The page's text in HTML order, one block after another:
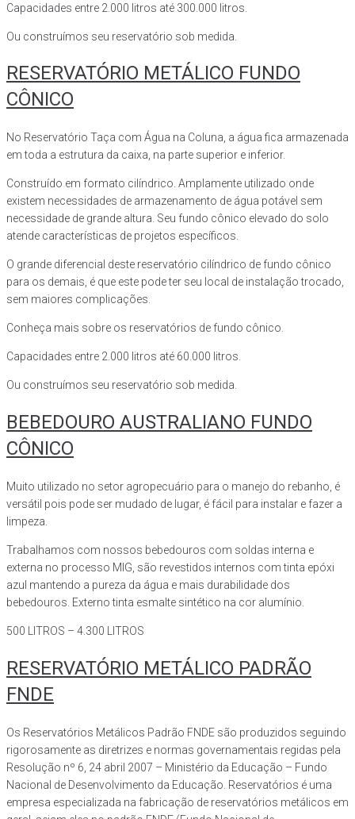
Capacidades entre 2.000 litros até 300.000 litros.
Ou construímos seu reservatório sob medida.
RESERVATÓRIO METÁLICO FUNDO
CÔNICO
No Reservatório Taça com Água na Coluna, a água fica armazenada
em toda a estrutura da caixa, na parte superior e inferior.
Construído em formato cilíndrico. Amplamente utilizado onde
existem necessidades de armazenamento de água potável sem
necessidade de grande altura. Seu fundo cônico elevado do solo
atende características de projetos específicos.
O grande diferencial deste reservatório cilíndrico de fundo cônico
para os demais, é que este pode ter seu local de instalação trocado,
sem maiores complicações.
Conheça mais sobre os reservatórios de fundo cônico.
Capacidades entre 2.000 litros até 60.000 litros.
Ou construímos seu reservatório sob medida.
BEBEDOURO AUSTRALIANO FUNDO
CÔNICO
Muito utilizado no setor agropecuário para o manejo do rebanho, é
versátil pois pode ser mudado de lugar, é fácil para instalar e fazer a
limpeza.
Trabalhamos com nossos bebedouros com soldas interna e
externa no processo MIG, são revestidos internos com tinta epóxi
azul mantendo a pureza da água e mais durabilidade dos
bebedouros. Externo tinta esmalte sintético na cor alumínio.
500 LITROS – 4.300 LITROS
RESERVATÓRIO METÁLICO PADRÃO
FNDE
Os Reservatórios Metálicos Padrão FNDE são produzidos seguindo
rigorosamente as diretrizes e normas governamentais regidas pela
Resolução nº 6, 24 abril 2007 – Ministério da Educação – Fundo
Nacional de Desenvolvimento da Educação. Reservatórios é uma
empresa especializada na fabricação de reservatórios metálicos em